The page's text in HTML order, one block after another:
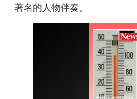
著名的人物伴奏。